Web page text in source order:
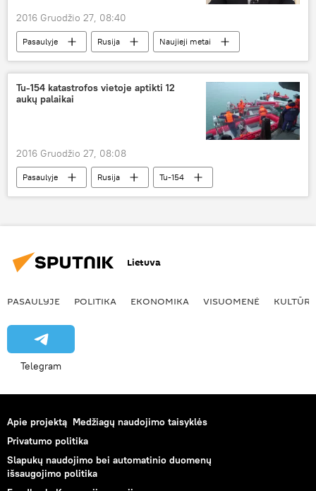
2016 Gruodžio 27, 08:40
Pasaulyje Rusija
Naujieji metai
šventės
Tu-154 katastrofos vietoje aptikti 12
aukų palaikai
2016 Gruodžio 27, 08:08
Pasaulyje Rusija
Tu-154
Juodoji jūra
Tu-154 katastrofa
Lietuva
PASAULYJE POLITIKA EKONOMIKA VISUOMENĖ KULTŪRA
Telegram
Apie projektą Medžiagų naudojimo taisyklės
Privatumo politika
Slapukų naudojimo bei automatinio duomenų
išsaugojimo politika